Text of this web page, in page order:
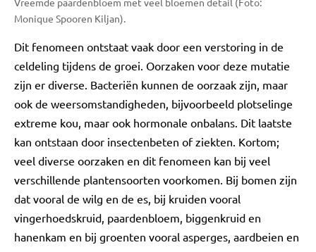
Monique Spooren Kiljan).
Dit fenomeen ontstaat vaak door een verstoring in de
celdeling tijdens de groei. Oorzaken voor deze mutatie
zijn er diverse. Bacteriën kunnen de oorzaak zijn, maar
ook de weersomstandigheden, bijvoorbeeld plotselinge
extreme kou, maar ook hormonale onbalans. Dit laatste
kan ontstaan door insectenbeten of ziekten. Kortom;
veel diverse oorzaken en dit fenomeen kan bij veel
verschillende plantensoorten voorkomen. Bij bomen zijn
dat vooral de wilg en de es, bij kruiden vooral
vingerhoedskruid, paardenbloem, biggenkruid en
hanenkam en bij groenten vooral asperges, aardbeien en